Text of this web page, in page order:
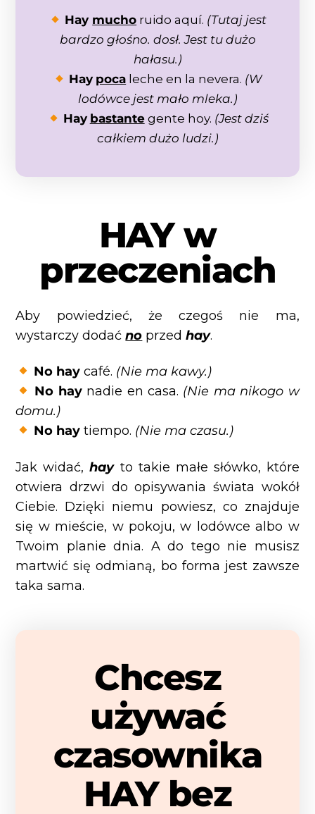
Hay mucho ruido aquí. (Tutaj jest
bardzo głośno. dosł. Jest tu dużo
hałasu.)
Hay poca leche en la nevera. (W
lodówce jest mało mleka.)
Hay bastantegente hoy. (Jest dziś
całkiem dużo ludzi.)
HAY w
przeczeniach
Aby powiedzieć, że czegoś nie ma,
wystarczy dodaćno przedhay.
No haycafé. (Nie ma kawy.)
No haynadie en casa. (Nie ma nikogo w
domu.)
No haytiempo. (Nie ma czasu.)
Jak widać,hay to takie małe słówko, które
otwiera drzwi do opisywania świata wokół
Ciebie. Dzięki niemu powiesz, co znajduje
się w mieście, w pokoju, w lodówce albo w
Twoim planie dnia. A do tego nie musisz
martwić się odmianą, bo forma jest zawsze
taka sama.
Chcesz
używać
czasownika
HAY bez